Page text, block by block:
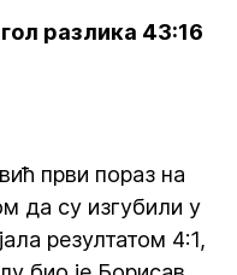
разлика 43:16
први пораз на
да су изгубили у
резултатом 4:1,